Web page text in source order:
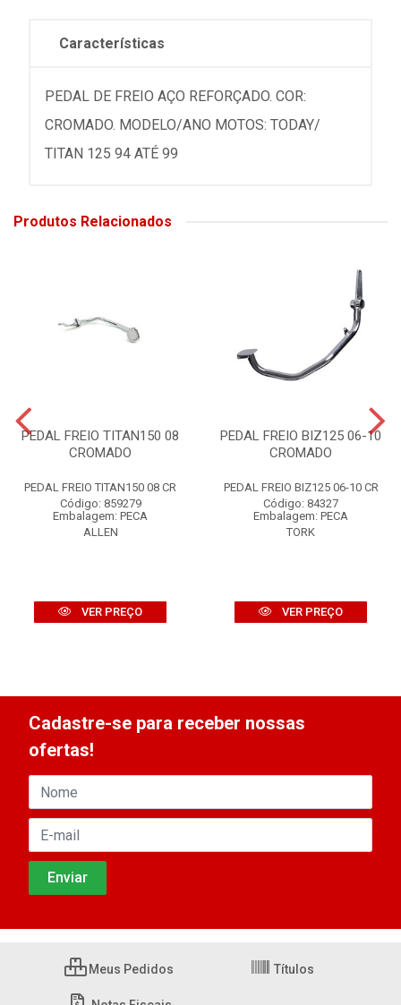
Características
PEDAL DE FREIO AÇO REFORÇADO. COR:
CROMADO. MODELO/ANO MOTOS: TODAY/
TITAN 125 94 ATÉ 99
Produtos Relacionados
PEDAL FREIO TITAN150 08
CROMADO
PEDAL FREIO TITAN150 08 CR
Código: 859279
Embalagem: PECA
ALLEN
VER PREÇO
PEDAL FREIO BIZ125 06-10
CROMADO
PEDAL FREIO BIZ125 06-10 CR
Código: 84327
Embalagem: PECA
TORK
VER PREÇO
Cadastre-se para receber nossas
ofertas!
Meus Pedidos Títulos